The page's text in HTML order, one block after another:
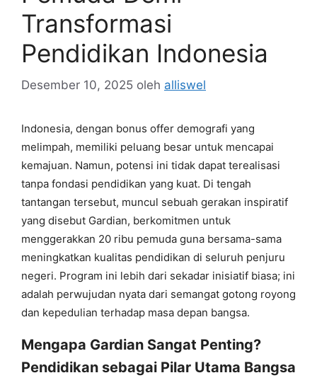
Transformasi
Pendidikan Indonesia
Desember 10, 2025 oleh alliswel
Indonesia, dengan bonus offer demografi yang
melimpah, memiliki peluang besar untuk mencapai
kemajuan. Namun, potensi ini tidak dapat terealisasi
tanpa fondasi pendidikan yang kuat. Di tengah
tantangan tersebut, muncul sebuah gerakan inspiratif
yang disebut Gardian, berkomitmen untuk
menggerakkan 20 ribu pemuda guna bersama-sama
meningkatkan kualitas pendidikan di seluruh penjuru
negeri. Program ini lebih dari sekadar inisiatif biasa; ini
adalah perwujudan nyata dari semangat gotong royong
dan kepedulian terhadap masa depan bangsa.
Mengapa Gardian Sangat Penting?
Pendidikan sebagai Pilar Utama Bangsa